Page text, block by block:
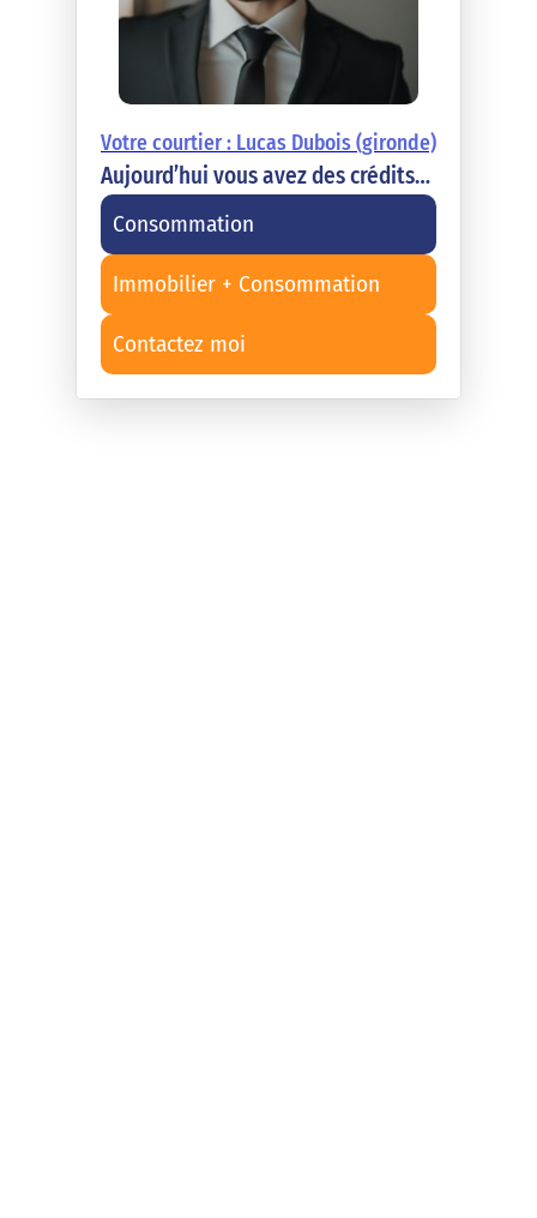
Votre courtier : Lucas Dubois (gironde)
Aujourd’hui vous avez des crédits…
Consommation
Immobilier + Consommation
Contactez moi